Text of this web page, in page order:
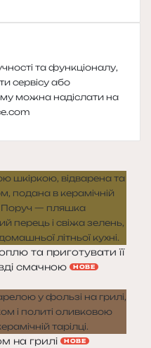
та функціоналу,
сервісу або
можна надіслати на
та приготувати її
смачною
НОВЕ
на грилі НОВЕ